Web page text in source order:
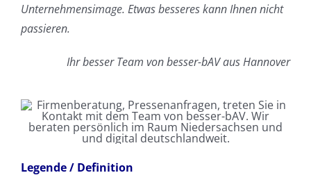
Unternehmensimage. Etwas besseres kann Ihnen nicht
passieren.
Ihr besser Team von besser-bAV aus Hannover
Legende / Definition